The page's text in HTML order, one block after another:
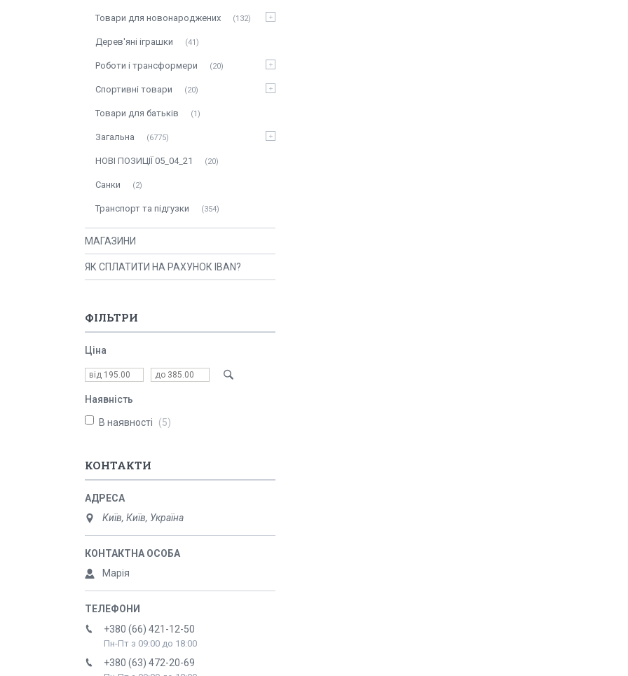
Товари для новонароджених 132
Дерев'яні іграшки 41
Роботи і трансформери 20
Спортивні товари 20
Товари для батьків 1
Загальна 6775
НОВІ ПОЗИЦІЇ 05_04_21 20
Санки 2
Транспорт та підгузки 354
МАГАЗИНИ
ЯК СПЛАТИТИ НА РАХУНОК IBAN?
ФІЛЬТРИ
Ціна
Наявність
В наявності 5
КОНТАКТИ
Київ, Київ, Україна
Марія
+380 (66) 421-12-50
Пн-Пт з 09:00 до 18:00
+380 (63) 472-20-69